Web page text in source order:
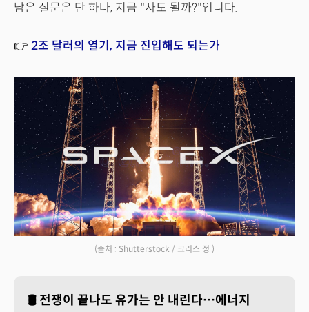
남은 질문은 단 하나, 지금 "사도 될까?"입니다.
👉 2조 달러의 열기, 지금 진입해도 되는가
(출처 : Shutterstock / 크리스 정 )
🛢️전쟁이 끝나도 유가는 안 내린다…에너지